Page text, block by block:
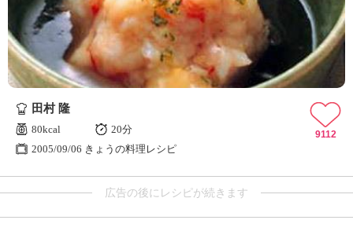
田村 隆
80kcal
20分
2005/09/06 きょうの料理レシピ
9112
広告の後にレシピが続きます